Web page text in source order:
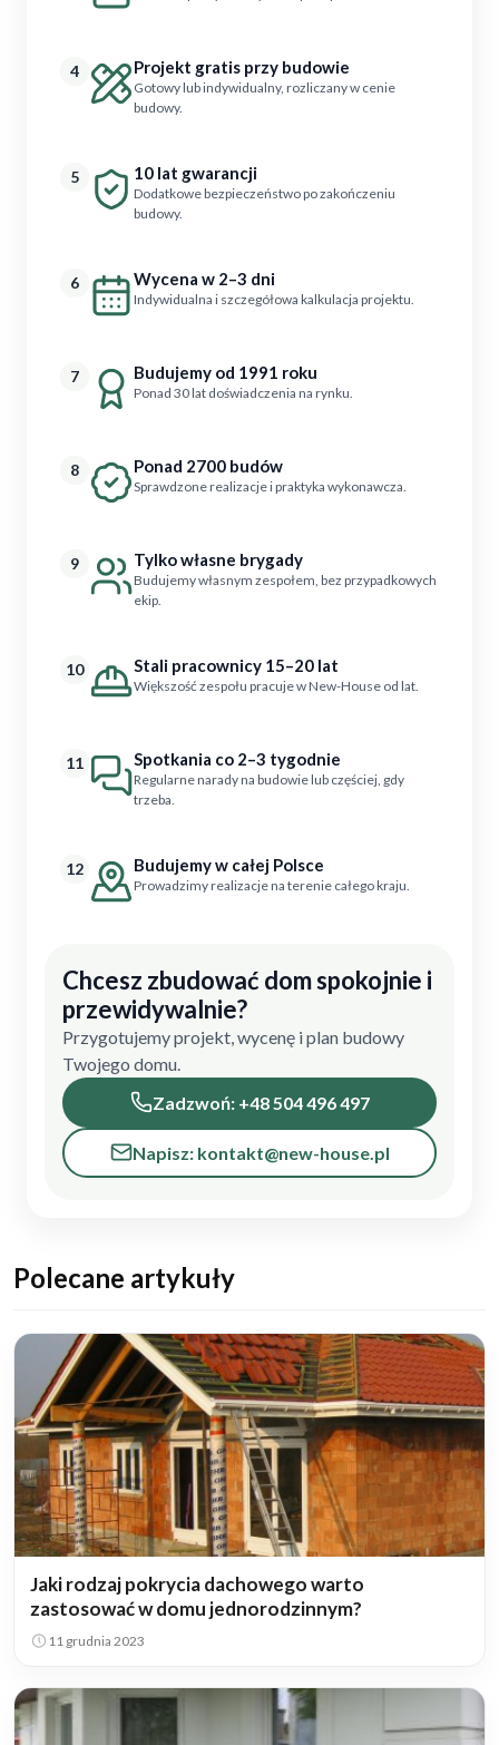
4 Projekt gratis przy budowie
Gotowy lub indywidualny, rozliczany w cenie
budowy.
5 10 lat gwarancji
Dodatkowe bezpieczeństwo po zakończeniu
budowy.
6 Wycena w 2–3 dni
Indywidualna i szczegółowa kalkulacja projektu.
7 Budujemy od 1991 roku
Ponad 30 lat doświadczenia na rynku.
8 Ponad 2700 budów
Sprawdzone realizacje i praktyka wykonawcza.
9 Tylko własne brygady
Budujemy własnym zespołem, bez przypadkowych
ekip.
10 Stali pracownicy 15–20 lat
Większość zespołu pracuje w New-House od lat.
11 Spotkania co 2–3 tygodnie
Regularne narady na budowie lub częściej, gdy
trzeba.
12 Budujemy w całej Polsce
Prowadzimy realizacje na terenie całego kraju.
Chcesz zbudować dom spokojnie i
przewidywalnie?
Przygotujemy projekt, wycenę i plan budowy
Twojego domu.
Zadzwoń: +48 504 496 497
Napisz: kontakt@new-house.pl
Polecane artykuły
Jaki rodzaj pokrycia dachowego warto
zastosować w domu jednorodzinnym?
11 grudnia 2023